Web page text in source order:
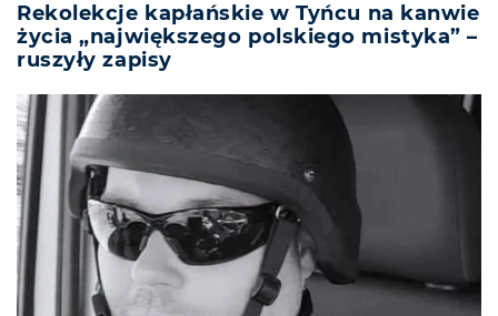
Rekolekcje kapłańskie w Tyńcu na kanwie
życia „największego polskiego mistyka” –
ruszyły zapisy